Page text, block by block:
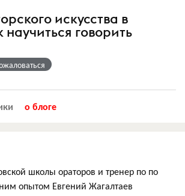
искусства в
говорить
о блоге
школы ораторов и тренер по по
опытом Евгений Жагалтаев